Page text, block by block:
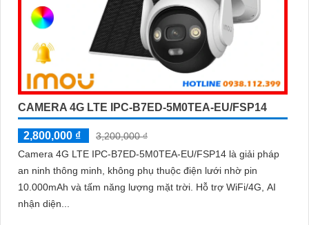
CAMERA 4G LTE IPC-B7ED-5M0TEA-EU/FSP14
2,800,000 ₫
3,200,000 ₫
Camera 4G LTE IPC-B7ED-5M0TEA-EU/FSP14 là giải pháp
an ninh thông minh, không phụ thuộc điện lưới nhờ pin
10.000mAh và tấm năng lượng mặt trời. Hỗ trợ WiFi/4G, AI
nhận diện...